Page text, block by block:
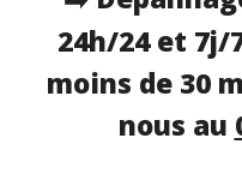
24h/24 et
moins de 30
nous au